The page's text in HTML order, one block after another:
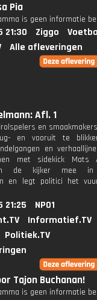
Pia
is geen informatie
21:30 Ziggo
Alle afleveringen
Afl. 1
en
en vooruit te
en
met sidekick Mats
de kijker mee in
en legt politici het
21:25
NPO1
Informatief.TV
Politiek.TV
Tajon Buchanan!
is geen informatie